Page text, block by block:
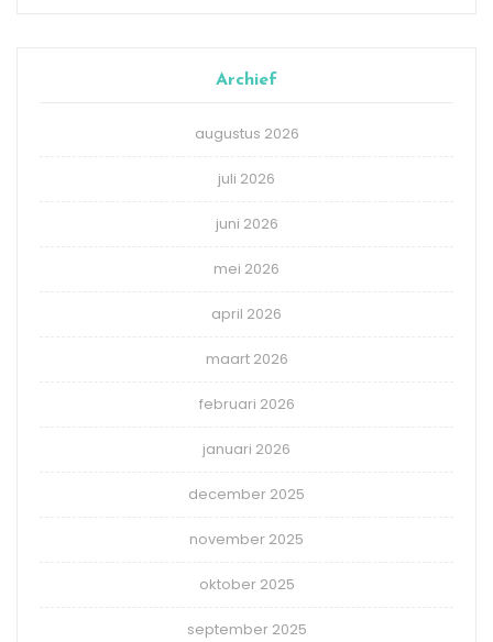
Archief
augustus 2026
juli 2026
juni 2026
mei 2026
april 2026
maart 2026
februari 2026
januari 2026
december 2025
november 2025
oktober 2025
september 2025